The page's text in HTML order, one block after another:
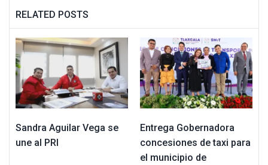
RELATED POSTS
Sandra Aguilar Vega se
une al PRI
Entrega Gobernadora
concesiones de taxi para
el municipio de